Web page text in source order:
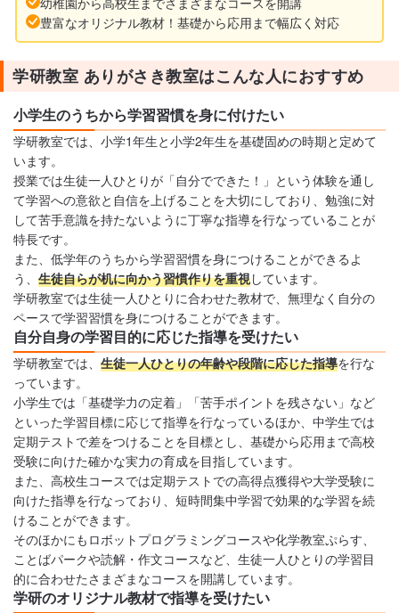
豊富なオリジナル教材！基礎から応用まで幅広く対応
学研教室 ありがさき教室はこんな人におすすめ
小学生のうちから学習習慣を身に付けたい
学研教室では、小学1年生と小学2年生を基礎固めの時期と定めて
います。
授業では生徒一人ひとりが「自分でできた！」という体験を通し
て学習への意欲と自信を上げることを大切にしており、勉強に対
して苦手意識を持たないように丁寧な指導を行なっていることが
特長です。
また、低学年のうちから学習習慣を身につけることができるよ
う、 生徒自らが机に向かう習慣作りを重視しています。
学研教室では生徒一人ひとりに合わせた教材で、無理なく自分の
ペースで学習習慣を身につけることができます。
自分自身の学習目的に応じた指導を受けたい
学研教室では、 生徒一人ひとりの年齢や段階に応じた指導を行な
っています。
小学生では「基礎学力の定着」「苦手ポイントを残さない」など
といった学習目標に応じて指導を行なっているほか、中学生では
定期テストで差をつけることを目標とし、基礎から応用まで高校
受験に向けた確かな実力の育成を目指しています。
また、高校生コースでは定期テストでの高得点獲得や大学受験に
向けた指導を行なっており、短時間集中学習で効果的な学習を続
けることができます。
そのほかにもロボットプログラミングコースや化学教室ぷらす、
ことばパークや読解・作文コースなど、生徒一人ひとりの学習目
的に合わせたさまざまなコースを開講しています。
学研のオリジナル教材で指導を受けたい